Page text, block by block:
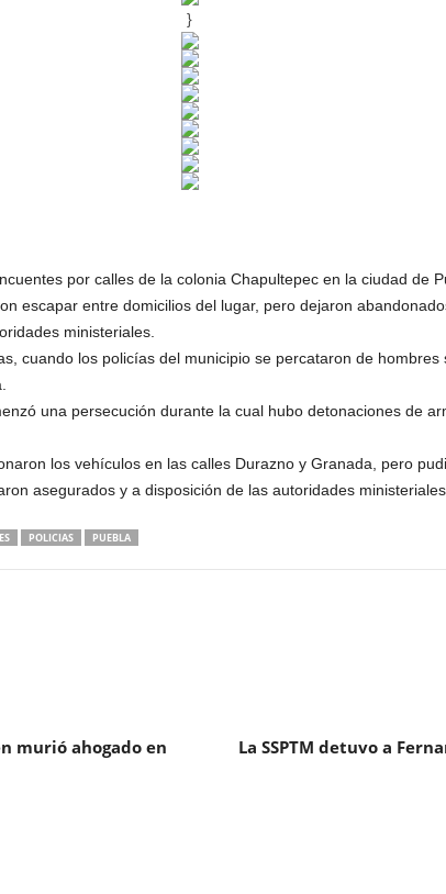
}
por calles de la colonia Chapultepec en la ciudad de
escapar entre domicilios del lugar, pero dejaron
ministeriales.
cuando los policías del municipio se percataron de hombres
una persecución durante la cual hubo detonaciones de
los vehículos en las calles Durazno y Granada, pero
asegurados y a disposición de las autoridades ministeriales.
POLICIAS PUEBLA
murió ahogado en
La SSPTM detuvo a